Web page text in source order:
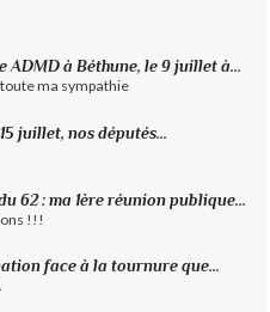
ADMD à Béthune, le 9 juillet à...
ma sympathie
juillet, nos députés...
62 : ma 1ère réunion publique...
!!!
face à la tournure que...